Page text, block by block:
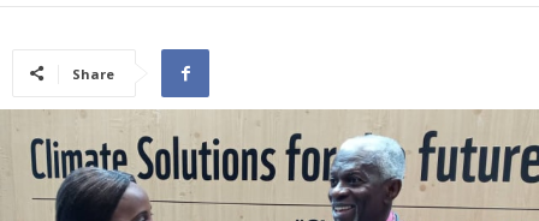
Share